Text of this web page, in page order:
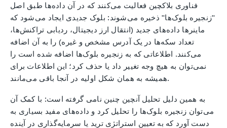
فناوری بلاکچین فعالیت می‌کنند که در آن داده‌ها طبق اصل
"زنجیره بلوک‌ها" ذخیره می‌شوند: بلوک جدیدی ایجاد می‌شود که
ماینرها داده‌های جدید (انتقال ارز دیجیتال، ردیابی تراکنش‌ها،
تعداد سکه‌ها در یک آدرس مشخص و غیره) را به آن اضافه
می‌کنند. اطلاعاتی که به زنجیره بلوک‌ها اضافه شده است را
نمی‌توان به هیچ وجه تغییر داد یا حذف کرد؛ این اطلاعات برای
همیشه به همان شکل اولیه در آنجا باقی می‌مانند.
به همین دلیل تحلیل آنچین چنین نامی گرفته است: با کمک آن
می‌توان زنجیره بلوک‌ها را تحلیل کرد و داده‌های مفید بسیاری به
دست آورد که به تعیین استراتژی ترید یا سرمایه‌گذاری در آینده